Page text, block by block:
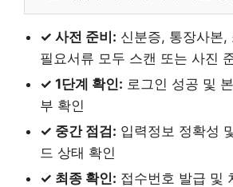
✓ 사전 준비: 신분증, 통장사본,
필요서류 모두 스캔 또는 사진
✓ 1단계 확인: 로그인 성공 및
부 확인
✓ 중간 점검: 입력정보 정확성
드 상태 확인
✓ 최종 확인: 접수번호 발급 및